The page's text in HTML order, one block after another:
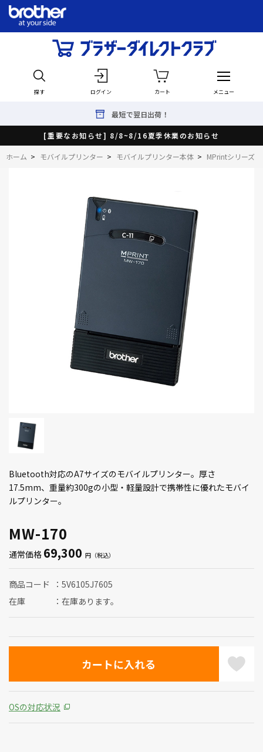
探す ログイン カート メニュー
最短で翌日出荷！
[重要なお知らせ] 8/8~8/16夏季休業のお知らせ
ホーム > モバイルプリンター > モバイルプリンター本体 > MPrintシリーズ
MW-170
Bluetooth対応のA7サイズのモバイルプリンター。厚さ
17.5mm、重量約300gの小型・軽量設計で携帯性に優れたモバイ
ルプリンター。
通常価格 69,300
商品コード
5V6105J7605
在庫
在庫あります。
OSの対応状況